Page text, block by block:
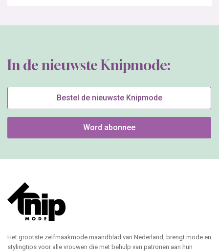
In de nieuwste Knipmode:
Bestel de nieuwste Knipmode
Word abonnee
Het grootste zelfmaakmode maandblad van Nederland, brengt mode en
stylingtips voor alle vrouwen die met behulp van patronen aan hun